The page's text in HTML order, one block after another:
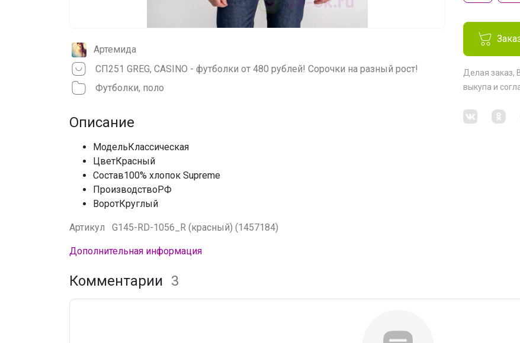
Артемида
СП251 GREG, CASINO - футболки от 480 рублей! Сорочки на разный рост!
Футболки, поло
Описание
МодельКлассическая
ЦветКрасный
Состав100% хлопок Supreme
ПроизводствоРФ
ВоротКруглый
Артикул G145-RD-1056_R (красный) (1457184)
Дополнительная информация
Делая заказ,
выкупа и
Комментарии 3